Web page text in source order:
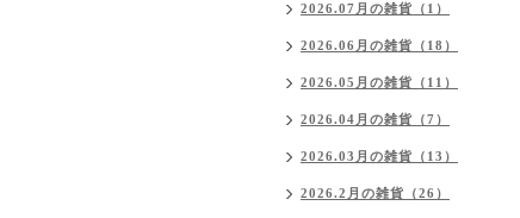
2026.07月の雑貨（1）
2026.06月の雑貨（18）
2026.05月の雑貨（11）
2026.04月の雑貨（7）
2026.03月の雑貨（13）
2026.2月の雑貨（26）